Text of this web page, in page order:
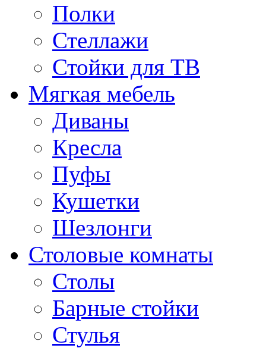
Полки
Стеллажи
Стойки для ТВ
Мягкая мебель
Диваны
Кресла
Пуфы
Кушетки
Шезлонги
Столовые комнаты
Столы
Барные стойки
Стулья